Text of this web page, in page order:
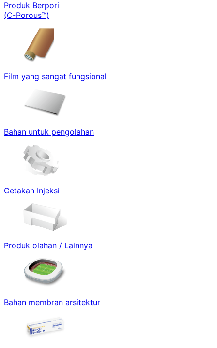
Produk Berpori
(C-Porous™)
Film yang sangat fungsional
Bahan untuk pengolahan
Cetakan Injeksi
Produk olahan / Lainnya
Bahan membran arsitektur